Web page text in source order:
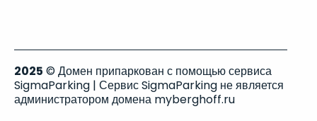
2025 © Домен припаркован с помощью сервиса
SigmaParking | Сервис SigmaParking не является
администратором домена myberghoff.ru